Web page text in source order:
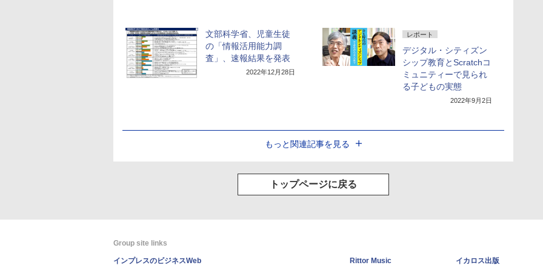
文部科学省、児童生徒
の「情報活用能力調
査」、速報結果を発表
2022年12月28日
レポート
デジタル・シティズン
シップ教育とScratchコ
ミュニティーで見られ
る子どもの実態
2022年9月2日
もっと関連記事を見る
トップページに戻る
Group site links
インプレスのビジネスWeb Rittor Music イカロス出版